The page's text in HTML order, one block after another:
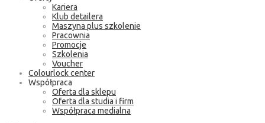
Kariera
Klub detailera
Maszyna plus szkolenie
Pracownia
Promocje
Szkolenia
Voucher
Colourlock center
Współpraca
Oferta dla sklepu
Oferta dla studia i firm
Współpraca medialna